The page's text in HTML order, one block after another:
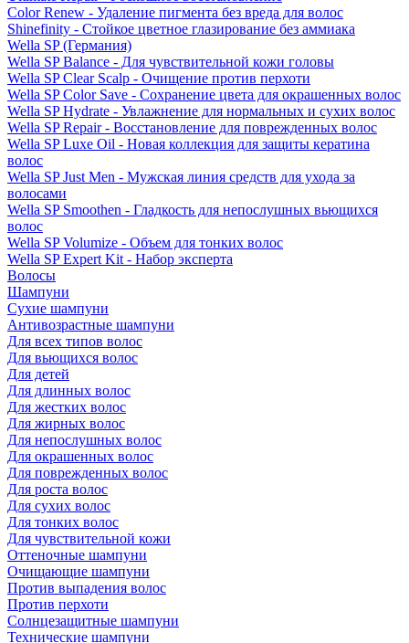
Color Renew - Удаление пигмента без вреда для волос
Shinefinity - Стойкое цветное глазирование без аммиака
Wella SP (Германия)
Wella SP Balance - Для чувствительной кожи головы
Wella SP Clear Scalp - Очищение против перхоти
Wella SP Color Save - Сохранение цвета для окрашенных волос
Wella SP Hydrate - Увлажнение для нормальных и сухих волос
Wella SP Repair - Восстановление для поврежденных волос
Wella SP Luxe Oil - Новая коллекция для защиты кератина
волос
Wella SP Just Men - Мужская линия средств для ухода за
волосами
Wella SP Smoothen - Гладкость для непослушных вьющихся
волос
Wella SP Volumize - Объем для тонких волос
Wella SP Expert Kit - Набор эксперта
Волосы
Шампуни
Сухие шампуни
Антивозрастные шампуни
Для всех типов волос
Для вьющихся волос
Для детей
Для длинных волос
Для жестких волос
Для жирных волос
Для непослушных волос
Для окрашенных волос
Для поврежденных волос
Для роста волос
Для сухих волос
Для тонких волос
Для чувствительной кожи
Оттеночные шампуни
Очищающие шампуни
Против выпадения волос
Против перхоти
Солнцезащитные шампуни
Технические шампуни